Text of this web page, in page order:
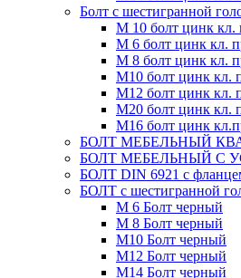
Болт с шестигранной
М 10 болт цинк кл.
М 6 болт цинк кл.
М 8 болт цинк кл.
М10 болт цинк кл.
М12 болт цинк кл.
М20 болт цинк кл.
М16 болт цинк
БОЛТ МЕБЕЛЬНЫЙ
БОЛТ МЕБЕЛЬНЫЙ С
БОЛТ DIN 6921 c
БОЛТ с шестигранной
М 6 Болт черный
М 8 Болт черный
М10 Болт черный
М12 Болт черный
М14 Болт черный